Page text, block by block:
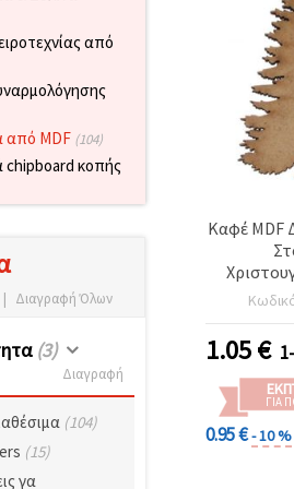
από
από MDF (104)
chipboard κοπής
| Διαγραφή Όλων
(3)
Διαγραφή
(104)
(15)
γα
Καφέ MDF
1.05€
ΓΙΑ
0.95 €- 10 %